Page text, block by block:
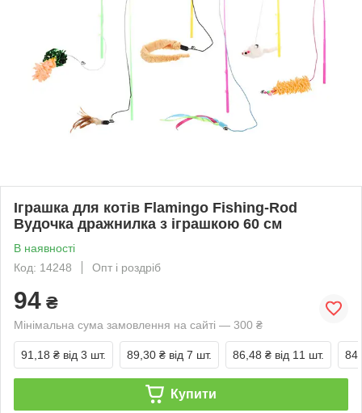
Іграшка для котів Flamingo Fishing-Rod
Вудочка дражнилка з іграшкою 60 см
В наявності
Код: 14248
Опт і роздріб
94 ₴
Мінімальна сума замовлення на сайті — 300 ₴
91,18 ₴ від 3 шт. 89,30 ₴ від 7 шт. 86,48 ₴ від 11 шт.
Купити